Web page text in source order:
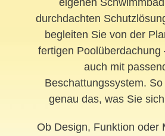
durchdachten
begleiten Sie von der
fertigen Poolüberdachung
auch mit
Beschattungssystem.
genau das, was Sie
Ob Design, Funktion oder